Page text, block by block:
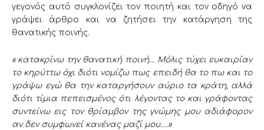
γεγονός αυτό συγκλονίζει τον ποιητή και τον οδηγό να
γράψει άρθρο και να ζητήσει την κατάργηση της
θανατικής ποινής.
« κατακρίνω την θανατική ποινή… Μόλις τύχει ευκαιρίαν
το κηρύττω όχι διότι νομίζω πως επειδή θα το πω και το
γράψω εγώ θα την καταργήσουν αύριο τα κράτη, αλλά
διότι τίμια πεπεισμένος ότι λέγοντας το και γράφοντας
συντείνω εις τον θρίαμβον της γνώμης μου αδιάφορον
αν δεν συμφωνεί κανένας μαζί μου….»